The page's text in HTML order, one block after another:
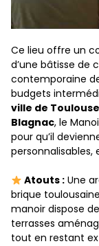
Ce lieu offre un
d’une bâtisse
contemporaine
budgets
ville de Toulouse
Blagnac, le
pour qu’il
Atouts :Une
brique
manoir dispose
terrasses
tout en restant